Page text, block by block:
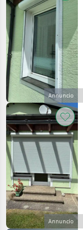
Annuncio
Annuncio